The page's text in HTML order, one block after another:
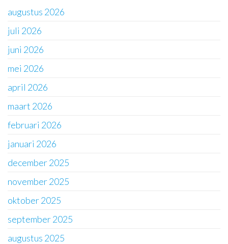
augustus 2026
juli 2026
juni 2026
mei 2026
april 2026
maart 2026
februari 2026
januari 2026
december 2025
november 2025
oktober 2025
september 2025
augustus 2025